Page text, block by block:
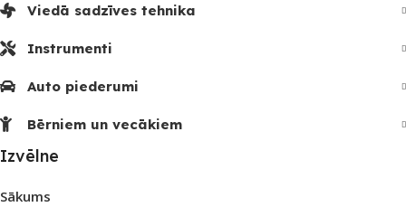
Viedā sadzīves tehnika
Instrumenti
Auto piederumi
Bērniem un vecākiem
Izvēlne
Sākums